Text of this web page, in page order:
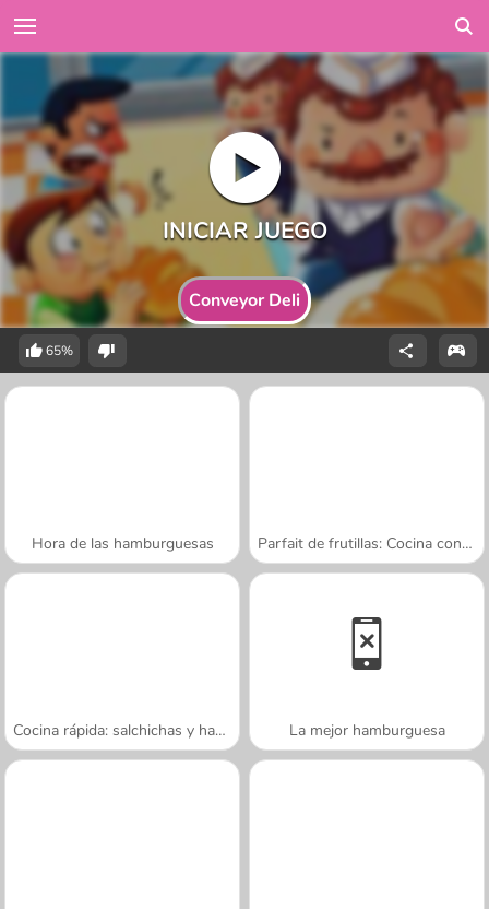
Conveyor Deli
65%
Hora de las hamburguesas Parfait de frutillas: Cocina con Sara
Cocina rápida: salchichas y hamburguesas La mejor hamburguesa